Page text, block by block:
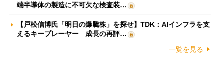
端半導体の製造に不可欠な検査装…
【戸松信博氏「明日の爆騰株」を探せ】TDK：AIインフラを支
えるキープレーヤー 成長の再評…
一覧を見る